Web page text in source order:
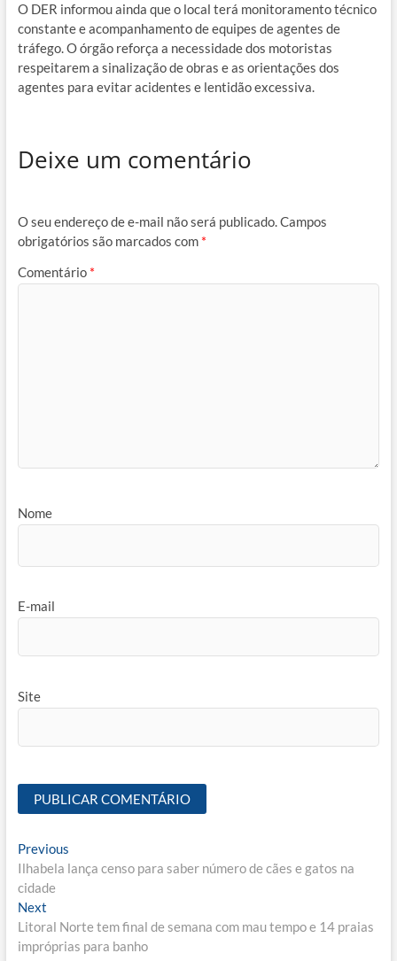
O DER informou ainda que o local terá monitoramento técnico
constante e acompanhamento de equipes de agentes de
tráfego. O órgão reforça a necessidade dos motoristas
respeitarem a sinalização de obras e as orientações dos
agentes para evitar acidentes e lentidão excessiva.
Deixe um comentário
O seu endereço de e-mail não será publicado.Campos
obrigatórios são marcados com *
Comentário *
Nome
E-mail
Site
Navegação
de
Post
PreviousPrevious
post:
Ilhabela lança censo para saber número de cães e gatos na
cidade
NextNext
post:
Litoral Norte tem final de semana com mau tempo e 14 praias
impróprias para banho